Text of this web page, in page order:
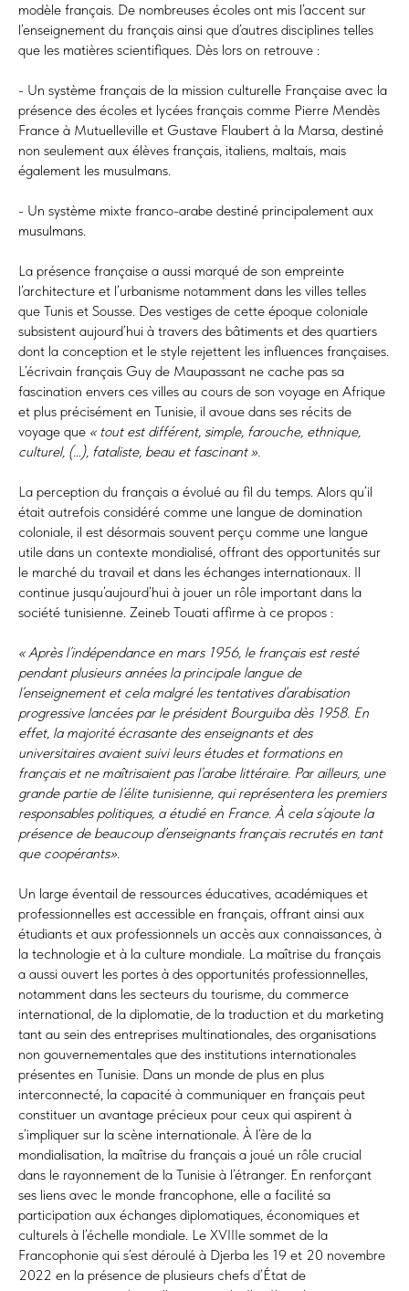
modèle français. De nombreuses écoles ont mis l’accent sur
l’enseignement du français ainsi que d’autres disciplines telles
que les matières scientifiques. Dès lors on retrouve :
- Un système français de la mission culturelle Française avec la
présence des écoles et lycées français comme Pierre Mendès
France à Mutuelleville et Gustave Flaubert à la Marsa, destiné
non seulement aux élèves français, italiens, maltais, mais
également les musulmans.
- Un système mixte franco-arabe destiné principalement aux
musulmans.
La présence française a aussi marqué de son empreinte
l’architecture et l’urbanisme notamment dans les villes telles
que Tunis et Sousse. Des vestiges de cette époque coloniale
subsistent aujourd’hui à travers des bâtiments et des quartiers
dont la conception et le style rejettent les influences françaises.
L’écrivain français Guy de Maupassant ne cache pas sa
fascination envers ces villes au cours de son voyage en Afrique
et plus précisément en Tunisie, il avoue dans ses récits de
voyage que « tout est différent, simple, farouche, ethnique,
culturel, (…), fataliste, beau et fascinant ».
La perception du français a évolué au fil du temps. Alors qu’il
était autrefois considéré comme une langue de domination
coloniale, il est désormais souvent perçu comme une langue
utile dans un contexte mondialisé, offrant des opportunités sur
le marché du travail et dans les échanges internationaux. Il
continue jusqu’aujourd’hui à jouer un rôle important dans la
société tunisienne. Zeineb Touati affirme à ce propos :
« Après l’indépendance en mars 1956, le français est resté
pendant plusieurs années la principale langue de
l’enseignement et cela malgré les tentatives d’arabisation
progressive lancées par le président Bourguiba dès 1958. En
effet, la majorité écrasante des enseignants et des
universitaires avaient suivi leurs études et formations en
français et ne maîtrisaient pas l’arabe littéraire. Par ailleurs, une
grande partie de l’élite tunisienne, qui représentera les premiers
responsables politiques, a étudié en France. À cela s’ajoute la
présence de beaucoup d’enseignants français recrutés en tant
que coopérants».
Un large éventail de ressources éducatives, académiques et
professionnelles est accessible en français, offrant ainsi aux
étudiants et aux professionnels un accès aux connaissances, à
la technologie et à la culture mondiale. La maîtrise du français
a aussi ouvert les portes à des opportunités professionnelles,
notamment dans les secteurs du tourisme, du commerce
international, de la diplomatie, de la traduction et du marketing
tant au sein des entreprises multinationales, des organisations
non gouvernementales que des institutions internationales
présentes en Tunisie. Dans un monde de plus en plus
interconnecté, la capacité à communiquer en français peut
constituer un avantage précieux pour ceux qui aspirent à
s’impliquer sur la scène internationale. À l’ère de la
mondialisation, la maîtrise du français a joué un rôle crucial
dans le rayonnement de la Tunisie à l’étranger. En renforçant
ses liens avec le monde francophone, elle a facilité sa
participation aux échanges diplomatiques, économiques et
culturels à l’échelle mondiale. Le XVIIIe sommet de la
Francophonie qui s’est déroulé à Djerba les 19 et 20 novembre
2022 en la présence de plusieurs chefs d’État de